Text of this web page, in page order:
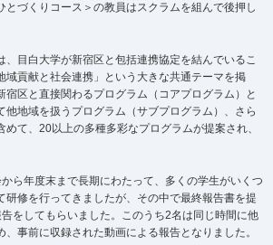
とづくりコース＞の教員はスクラムを組んで後押し
、目白大学が新宿区と包括連携協定を結んでいるこ
域貢献と社会連携」という大きな共通テーマを掲
宿区と直接関わるプログラム（コアプログラム）と
他地域を扱うプログラム（サブプログラム）、さら
めて、20以上の多種多彩なプログラムが提案され、
ら年度末まで長期にわたって、多くの学生がいくつ
研修を行ってきましたが、その中で最終報告書を提
をしてもらいました。このうち2名は同じ時間に他
事前に収録された動画による報告となりました。